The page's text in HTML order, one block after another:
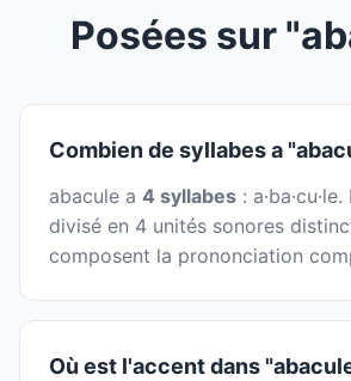
Posées sur
Combien de syllabes a
abacule a 4 syllabes :
divisé en 4 unités sonores
composent la prononciation
Où est l'accent dans